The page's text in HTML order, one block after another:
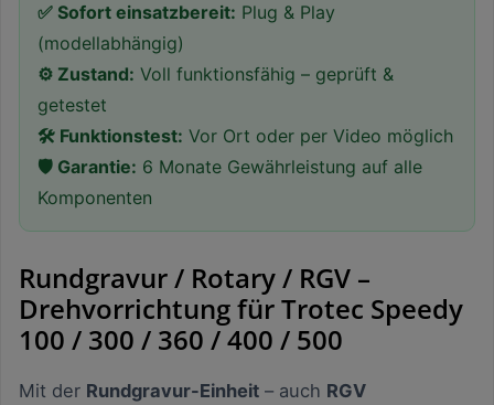
✅ Sofort einsatzbereit: Plug & Play
(modellabhängig)
⚙️ Zustand: Voll funktionsfähig – geprüft &
getestet
🛠 Funktionstest: Vor Ort oder per Video möglich
🛡 Garantie: 6 Monate Gewährleistung auf alle
Komponenten
Rundgravur / Rotary / RGV –
Drehvorrichtung für Trotec Speedy
100 / 300 / 360 / 400 / 500
Mit der Rundgravur-Einheit – auch RGV